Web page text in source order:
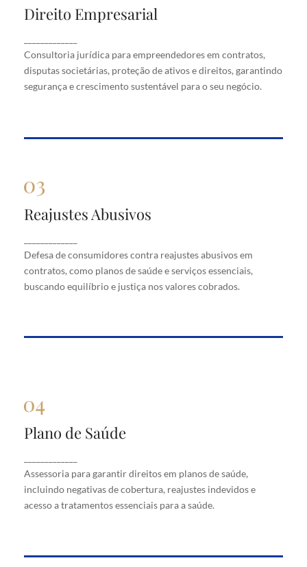
Direito Empresarial
Consultoria jurídica para empreendedores em contratos,
disputas societárias, proteção de ativos e direitos, garantindo
segurança e crescimento sustentável para o seu negócio.
Direito Empresarial
contratos, disputas societárias, proteção de ativos
e direitos, garantindo segurança e crescimento
sustentável para o seu negócio.
Reajustes Abusivos
Defesa de consumidores contra reajustes abusivos em
contratos, como planos de saúde e serviços essenciais,
buscando equilíbrio e justiça nos valores cobrados.
Reajustes Abusivos
em contratos, como planos de saúde e serviços
essenciais, buscando equilíbrio e justiça nos valores
cobrados.
Plano de Saúde
Assessoria para garantir direitos em planos de saúde,
incluindo negativas de cobertura, reajustes indevidos e
acesso a tratamentos essenciais para a saúde.
Plano de Saúde
saúde, incluindo negativas de cobertura, reajustes
indevidos e acesso a tratamentos essenciais para a
saúde.